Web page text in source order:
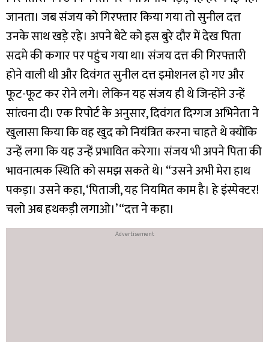
जानता। जब संजय को गिरफ्तार किया गया तो सुनील दत्त
उनके साथ खड़े रहे। अपने बेटे को इस बुरे दौर में देख पिता
सदमे की कगार पर पहुंच गया था। संजय दत्त की गिरफ्तारी
होने वाली थी और दिवंगत सुनील दत्त इमोशनल हो गए और
फूट-फूट कर रोने लगे। लेकिन यह संजय ही थे जिन्होंने उन्हें
सांत्वना दी। एक रिपोर्ट के अनुसार, दिवंगत दिग्गज अभिनेता ने
खुलासा किया कि वह खुद को नियंत्रित करना चाहते थे क्योंकि
उन्हें लगा कि यह उन्हें प्रभावित करेगा। संजय भी अपने पिता की
भावनात्मक स्थिति को समझ सकते थे। “उसने अभी मेरा हाथ
पकड़ा। उसने कहा, ‘पिताजी, यह नियमित काम है। हे इंस्पेक्टर!
चलो अब हथकड़ी लगाओ।’ “दत्त ने कहा।